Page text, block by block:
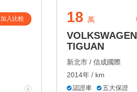
加入比較 18 萬
VOLKSWAGEN
TIGUAN
新北市 / 信成國際
2014年 / km
認證車 五大保證